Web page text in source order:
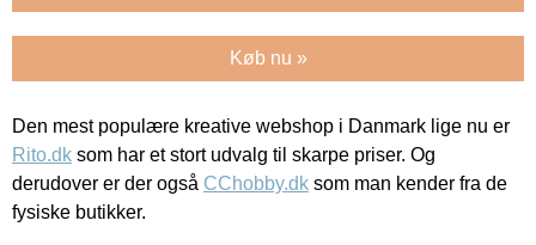
Køb nu »
Den mest populære kreative webshop i Danmark lige nu er
Rito.dk som har et stort udvalg til skarpe priser. Og
derudover er der også CChobby.dk som man kender fra de
fysiske butikker.